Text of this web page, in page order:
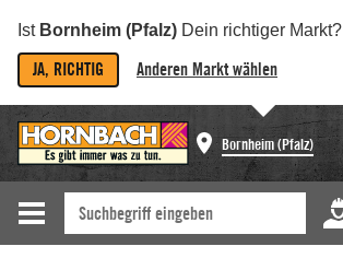
Ist Bornheim (Pfalz) Dein richtiger Markt?
JA, RICHTIG Anderen Markt wählen
Bornheim (Pfalz)